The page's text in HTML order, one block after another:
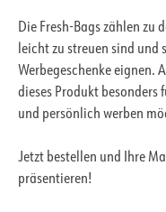
Die Fresh-Bags zählen zu
leicht zu streuen sind und
Werbegeschenke eignen.
dieses Produkt
und persönlich werben
Jetzt bestellen und Ihre
präsentieren!